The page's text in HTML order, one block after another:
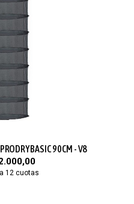
BASIC 90CM - V8
12 cuotas